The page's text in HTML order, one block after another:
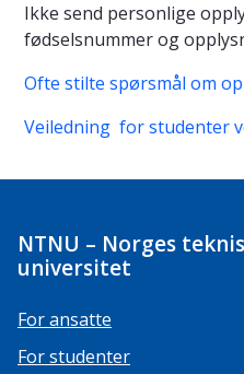
Ikke send personlige
fødselsnummer og
Ofte stilte spørsmål om
Veiledning for studenter
NTNU – Norges
universitet
For ansatte
For studenter